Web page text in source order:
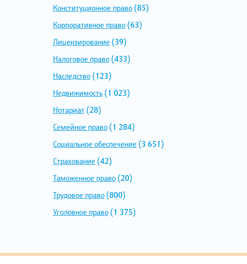
Конституционное право(85)
Корпоративное право(63)
Лицензирование (39)
Налоговое право(433)
Наследство(123)
Недвижимость(1 023)
Нотариат(28)
Семейное право(1 284)
Социальное обеспечение (3 651)
Страхование (42)
Таможенное право(20)
Трудовое право(800)
Уголовное право(1 375)